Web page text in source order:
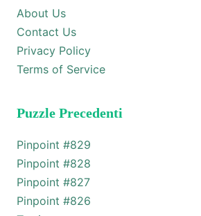
About Us
Contact Us
Privacy Policy
Terms of Service
Puzzle Precedenti
Pinpoint #829
Pinpoint #828
Pinpoint #827
Pinpoint #826